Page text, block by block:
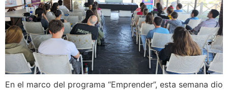
En el marco del programa “Emprender”, esta semana dio